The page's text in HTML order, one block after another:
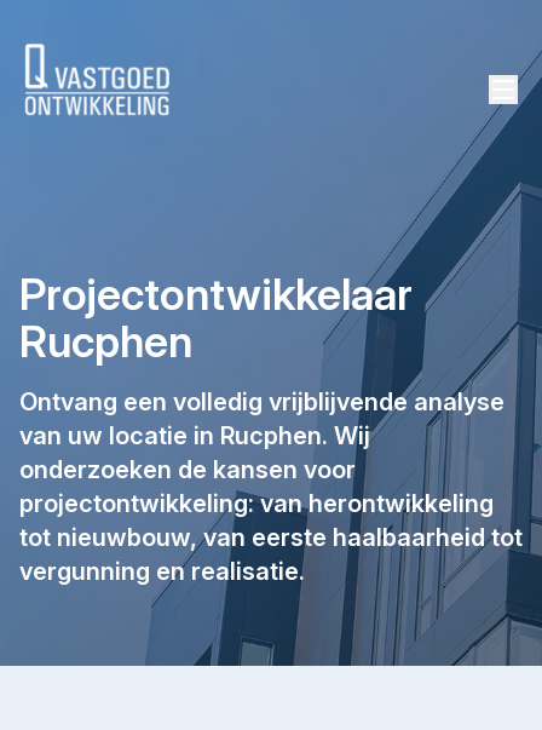
Projectontwikkelaar
Rucphen
Ontvang een volledig vrijblijvende analyse
van uw locatie in Rucphen. Wij
onderzoeken de kansen voor
projectontwikkeling: van herontwikkeling
tot nieuwbouw, van eerste haalbaarheid tot
vergunning en realisatie.